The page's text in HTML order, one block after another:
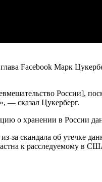
Facebook Марк
России],
— сказал Цукерберг.
о хранении в России
за скандала об утечке
к расследуемому в